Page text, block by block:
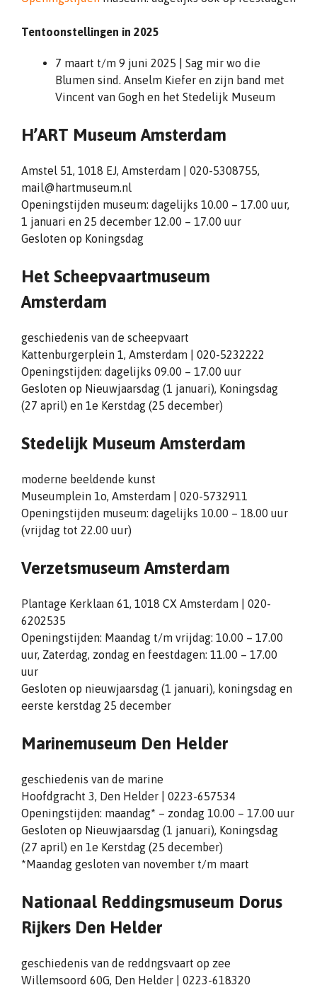
Tentoonstellingen in 2025
7 maart t/m 9 juni 2025 | Sag mir wo die
Blumen sind. Anselm Kiefer en zijn band met
Vincent van Gogh en het Stedelijk Museum
H’ART Museum Amsterdam
Amstel 51, 1018 EJ, Amsterdam | 020-5308755,
mail@hartmuseum.nl
Openingstijden museum: dagelijks 10.00 – 17.00 uur,
1 januari en 25 december 12.00 – 17.00 uur
Gesloten op Koningsdag
Het Scheepvaartmuseum
Amsterdam
geschiedenis van de scheepvaart
Kattenburgerplein 1, Amsterdam | 020-5232222
Openingstijden: dagelijks 09.00 – 17.00 uur
Gesloten op Nieuwjaarsdag (1 januari), Koningsdag
(27 april) en 1e Kerstdag (25 december)
Stedelijk Museum Amsterdam
moderne beeldende kunst
Museumplein 1o, Amsterdam | 020-5732911
Openingstijden museum: dagelijks 10.00 – 18.00 uur
(vrijdag tot 22.00 uur)
Verzetsmuseum Amsterdam
Plantage Kerklaan 61, 1018 CX Amsterdam | 020-
6202535
Openingstijden: Maandag t/m vrijdag: 10.00 – 17.00
uur, Zaterdag, zondag en feestdagen: 11.00 – 17.00
uur
Gesloten op nieuwjaarsdag (1 januari), koningsdag en
eerste kerstdag 25 december
Marinemuseum Den Helder
geschiedenis van de marine
Hoofdgracht 3, Den Helder | 0223-657534
Openingstijden: maandag* – zondag 10.00 – 17.00 uur
Gesloten op Nieuwjaarsdag (1 januari), Koningsdag
(27 april) en 1e Kerstdag (25 december)
*Maandag gesloten van november t/m maart
Nationaal Reddingsmuseum Dorus
Rijkers Den Helder
geschiedenis van de reddngsvaart op zee
Willemsoord 60G, Den Helder | 0223-618320